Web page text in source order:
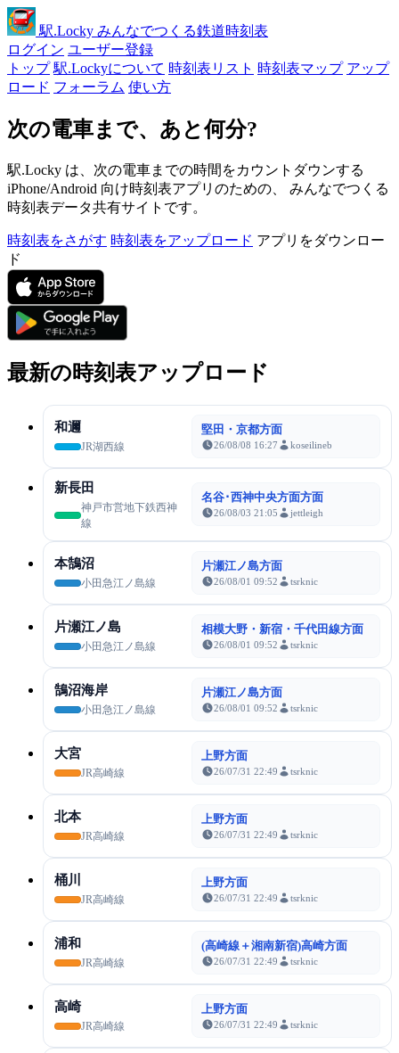
駅.Locky みんなでつくる鉄道時刻表
ログイン ユーザー登録
トップ 駅.Lockyについて 時刻表リスト 時刻表マップ アップ
ロード フォーラム 使い方
次の電車まで、あと何分?
駅.Locky は、次の電車までの時間をカウントダウンする
iPhone/Android 向け時刻表アプリのための、 みんなでつくる
時刻表データ共有サイトです。
時刻表をさがす 時刻表をアップロード アプリをダウンロー
ド
最新の時刻表アップロード
和邇
JR湖西線
堅田・京都方面
26/08/08 16:27 koseilineb
新長田
神戸市営地下鉄西神
線
名谷･西神中央方面方面
26/08/03 21:05 jettleigh
本鵠沼
小田急江ノ島線
片瀬江ノ島方面
26/08/01 09:52 tsrknic
片瀬江ノ島
小田急江ノ島線
相模大野・新宿・千代田線方面
26/08/01 09:52 tsrknic
鵠沼海岸
小田急江ノ島線
片瀬江ノ島方面
26/08/01 09:52 tsrknic
大宮
JR高崎線
上野方面
26/07/31 22:49 tsrknic
北本
JR高崎線
上野方面
26/07/31 22:49 tsrknic
桶川
JR高崎線
上野方面
26/07/31 22:49 tsrknic
浦和
JR高崎線
(高崎線＋湘南新宿)高崎方面
26/07/31 22:49 tsrknic
高崎
JR高崎線
上野方面
26/07/31 22:49 tsrknic